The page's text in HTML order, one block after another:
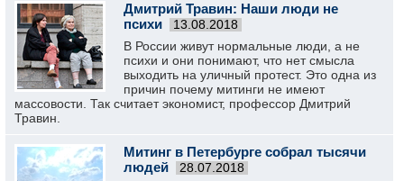
Дмитрий Травин: Наши люди не
психи
13.08.2018
В России живут нормальные люди, а не
психи и они понимают, что нет смысла
выходить на уличный протест. Это одна из
причин почему митинги не имеют
массовости. Так считает экономист, профессор Дмитрий
Травин.
Митинг в Петербурге собрал тысячи
людей
28.07.2018